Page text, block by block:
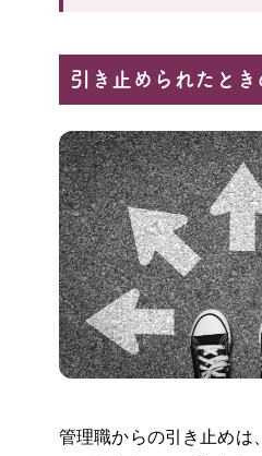
引き止められたとき
管理職からの引き止めは